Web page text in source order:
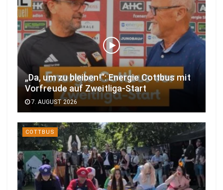
„Da, um zu bleiben!“: Energie Cottbus mit
Vorfreude auf Zweitliga-Start
7. AUGUST 2026
COTTBUS